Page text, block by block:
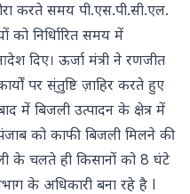
करते समय पी.एस.पी.सी.एल.
निर्धिारित समय में
दिए। ऊर्जा मंत्री ने रणजीत
पर स्ंतुष्टि ज़ाहिर करते हुए
में बिजली उत्पादन के क्षेत्र में
को काफी बिजली मिलने की
के चलते ही किसानों को 8 घंटे
के अधिकारी बना रहे है l